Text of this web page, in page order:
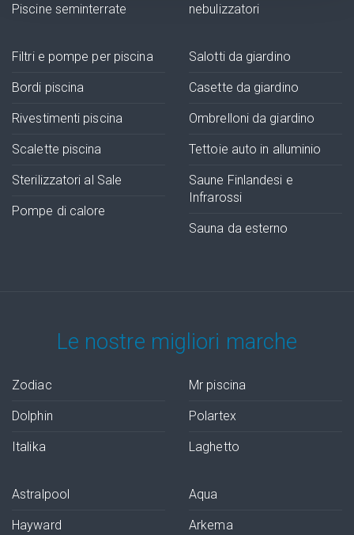
Piscine seminterrate
nebulizzatori
Filtri e pompe per piscina
Bordi piscina
Rivestimenti piscina
Scalette piscina
Sterilizzatori al Sale
Pompe di calore
Salotti da giardino
Casette da giardino
Ombrelloni da giardino
Tettoie auto in alluminio
Saune Finlandesi e
Infrarossi
Sauna da esterno
Le nostre migliori marche
Zodiac
Dolphin
Italika
Mr piscina
Polartex
Laghetto
Astralpool
Hayward
Aqua
Arkema